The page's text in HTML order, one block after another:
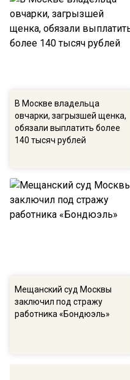
В Москве владельца
овчарки, загрызшей щенка,
обязали выплатить более
140 тысяч рублей
Мещанский суд Москвы
заключил под стражу
работника «Бондюэль»